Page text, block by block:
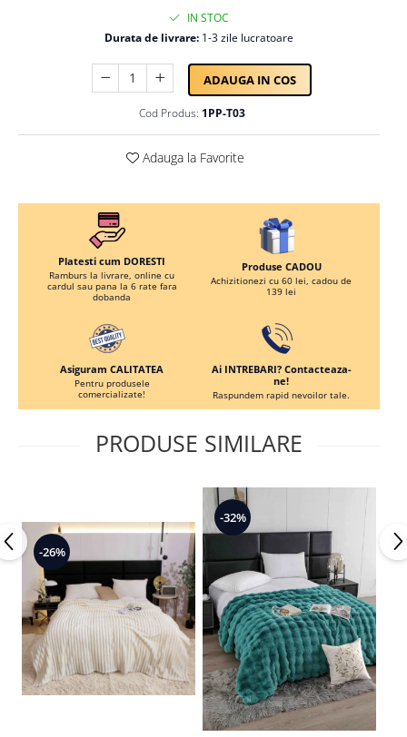
Lenjerii Damasc Egiptean King Size
Lenjerii De Pat, Finet Premium, 1
Lenjerii De Pat Damasc 1 Persoana
Lenjerii De Pat, Imprimeu 3D, 1
IN STOC
Durata de livrare: 1-3 zile lucratoare
ADAUGA IN COS
Cod Produs: 1PP-T03
Adauga la Favorite
Platesti cum DORESTI
Ramburs la livrare, online cu
cardul sau pana la 6 rate fara
dobanda
Produse CADOU
Achizitionezi cu 60 lei, cadou de
139 lei
Asiguram CALITATEA
Pentru produsele
comercializate!
Ai INTREBARI? Contacteaza-
ne!
Raspundem rapid nevoilor tale.
PRODUSE SIMILARE
-26%
-32%